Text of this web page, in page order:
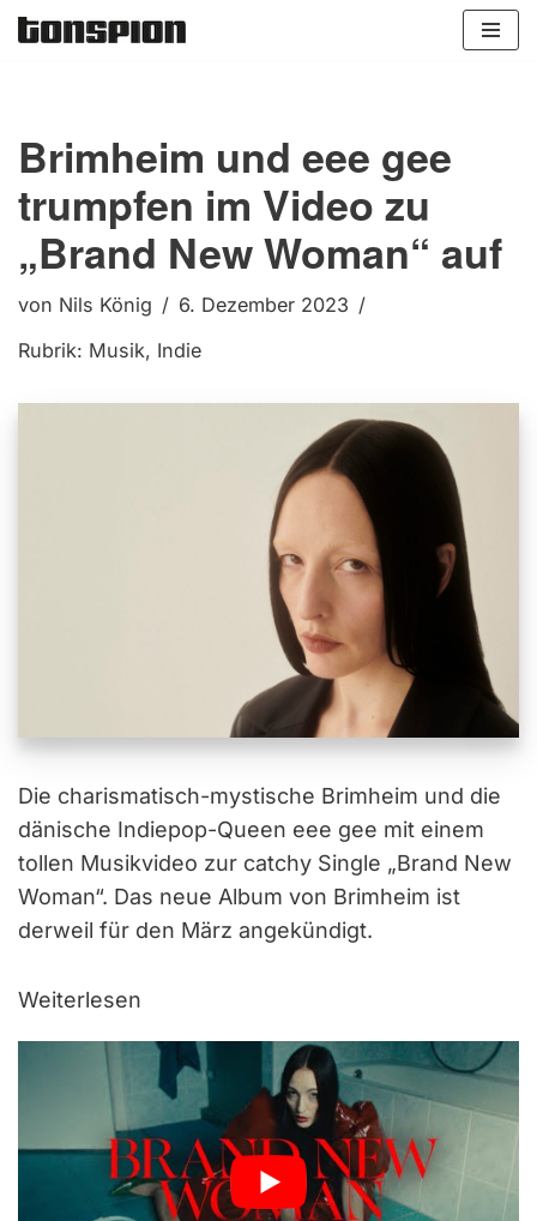
Brimheim und eee gee
trumpfen im Video zu
„Brand New Woman“ auf
von Nils König
6. Dezember 2023
Rubrik: Musik, Indie
Die charismatisch-mystische Brimheim und die
dänische Indiepop-Queen eee gee mit einem
tollen Musikvideo zur catchy Single „Brand New
Woman“. Das neue Album von Brimheim ist
derweil für den März angekündigt.
Weiterlesen